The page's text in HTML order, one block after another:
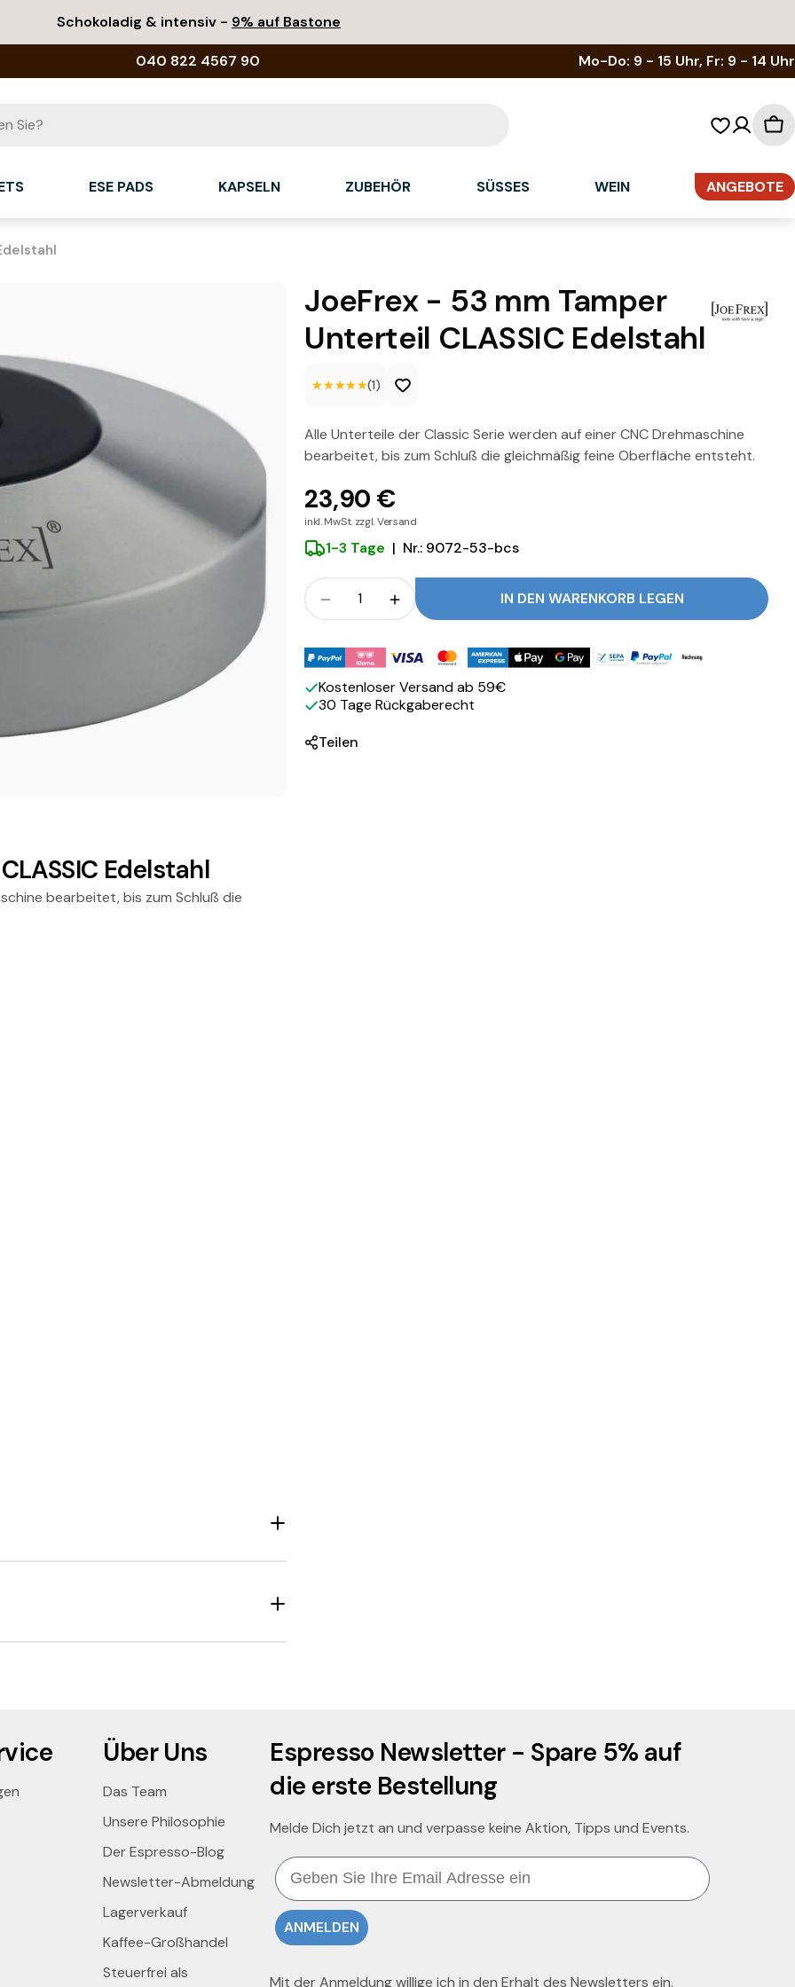
Schokoladig & intensiv - 9% auf Bastone
040 822 4567 90 Mo-Do: 9 - 15 Uhr, Fr: 9 - 14 Uhr
ESE PADS KAPSELN ZUBEHÖR SÜSSES WEIN ANGEBOTE
Edelstahl
bearbeitet, bis zum Schluß die
JoeFrex - 53 mm Tamper
Unterteil CLASSIC Edelstahl
★★★★★
★★★★★(1)
Alle Unterteile der Classic Serie werden auf einer CNC Drehmaschine
bearbeitet, bis zum Schluß die gleichmäßig feine Oberfläche entsteht.
23,90 €
inkl. MwSt. zzgl. Versand
1-3 Tage | Nr.: 9072-53-bcs
Menge
Menge für JoeFrex - 53 mm Tamper Unterteil CLASSIC
Menge für JoeFrex - 53 mm Tamper Unterteil
IN DEN WARENKORB LEGEN
Zahlungsmethoden
Kostenloser Versand ab 59€
30 Tage Rückgaberecht
Teilen
Über Uns
Das Team
Unsere Philosophie
Der Espresso-Blog
Newsletter-Abmeldung
Lagerverkauf
Kaffee-Großhandel
Steuerfrei als
Espresso Newsletter - Spare 5% auf
die erste Bestellung
Melde Dich jetzt an und verpasse keine Aktion, Tipps und Events.
Email
ANMELDEN
Mit der Anmeldung willige ich in den Erhalt des Newsletters ein.